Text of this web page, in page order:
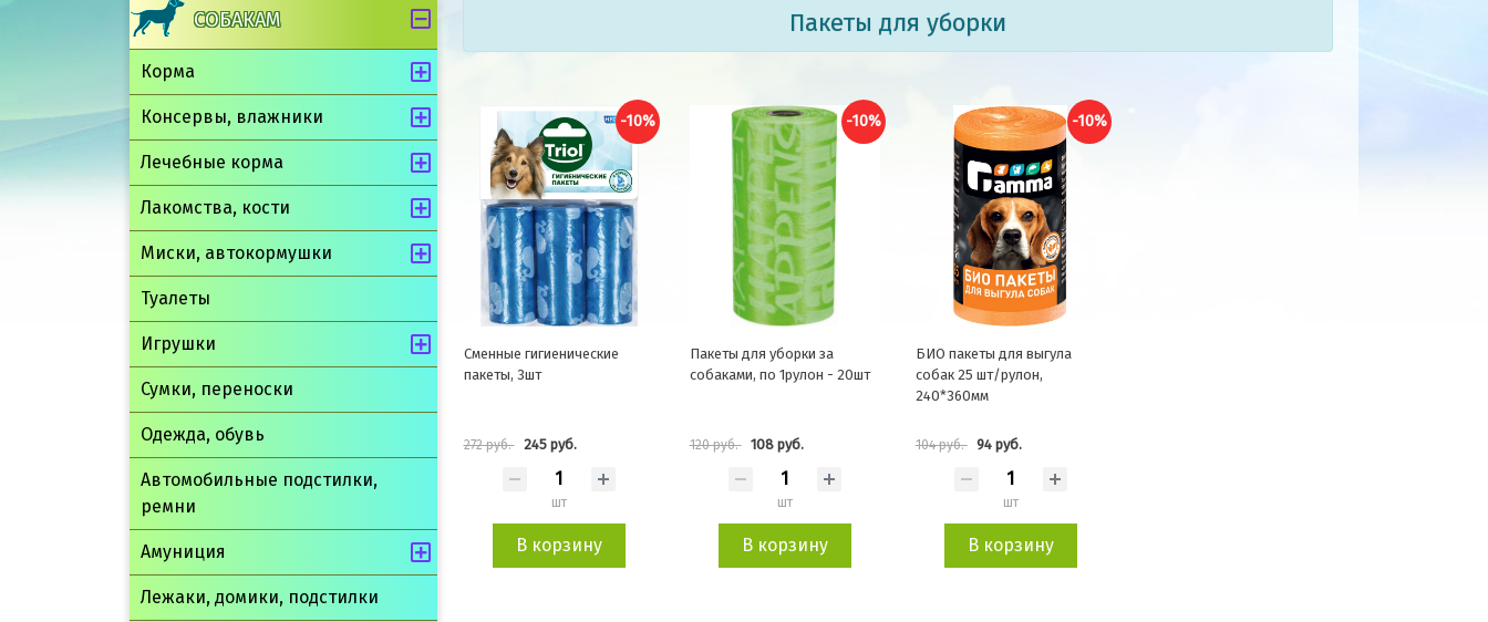
СОБАКАМ
Корма
Консервы, влажники
Лечебные корма
Лакомства, кости
Миски, автокормушки
Туалеты
Игрушки
Сумки, переноски
Одежда, обувь
Автомобильные подстилки,
ремни
Амуниция
Лежаки, домики, подстилки
Пакеты для уборки
-10%
Сменные гигиенические
пакеты, 3шт
272 руб. 245 руб.
шт
В корзину
-10%
Пакеты для уборки за
собаками, по 1рулон - 20шт
120 руб. 108 руб.
шт
В корзину
-10%
БИО пакеты для выгула
собак 25 шт/рулон,
240*360мм
104 руб. 94 руб.
шт
В корзину